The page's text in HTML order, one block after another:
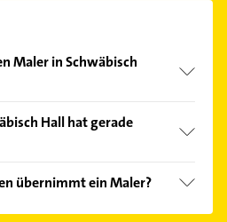
Maler in Schwäbisch
Sie von den
können Sie sich
Hall hat gerade
diese an Sonn- und
übernimmt ein Maler?
angeboten: